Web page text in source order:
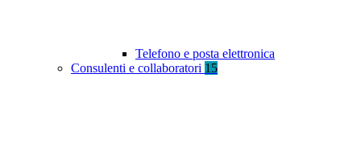
Telefono e posta elettronica
Consulenti e collaboratori 15